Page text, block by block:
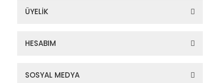
ÜYELİK
HESABIM
SOSYAL MEDYA